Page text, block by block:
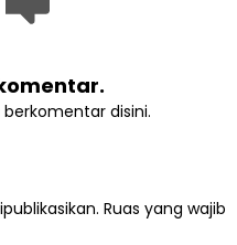
disini.
Ruas yang wajib